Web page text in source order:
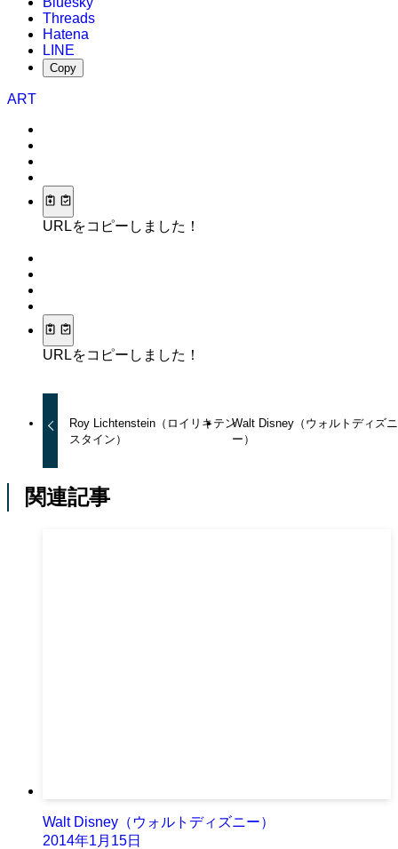
Threads
Hatena
LINE
Copy
ART
URLをコピーしました！
URLをコピーしました！
Roy Lichtenstein（ロイリキテン
スタイン）
Walt Disney（ウォルトディズニ
ー）
関連記事
Walt Disney（ウォルトディズニー）
2014年1月15日